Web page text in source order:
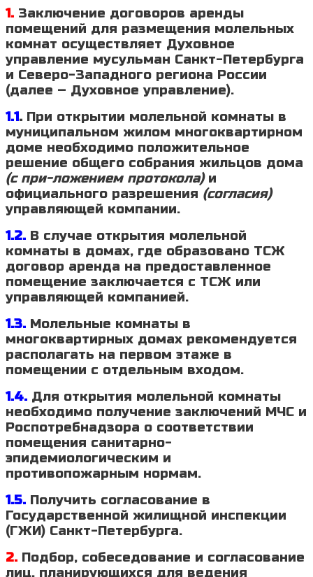
1. Заключение договоров аренды
помещений для размещения молельных
комнат осуществляет Духовное
управление мусульман Санкт-Петербурга
и Северо-Западного региона России
(далее – Духовное управление).
1.1. При открытии молельной комнаты в
муниципальном жилом многоквартирном
доме необходимо положительное
решение общего собрания жильцов дома
(с при-ложением протокола)и
официального разрешения (согласия)
управляющей компании.
1.2. В случае открытия молельной
комнаты в домах, где образовано ТСЖ
договор аренда на предоставленное
помещение заключается с ТСЖ или
управляющей компанией.
1.3. Молельные комнаты в
многоквартирных домах рекомендуется
располагать на первом этаже в
помещении с отдельным входом.
1.4. Для открытия молельной комнаты
необходимо получение заключений МЧС и
Роспотребнадзора о соответствии
помещения санитарно-
эпидемиологическим и
противопожарным нормам.
1.5. Получить согласование в
Государственной жилищной инспекции
(ГЖИ) Санкт-Петербурга.
2. Подбор, собеседование и согласование
лиц, планирующихся для ведения